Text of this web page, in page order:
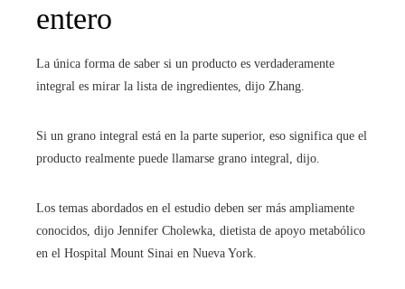
entero
La única forma de saber si un producto es verdaderamente
integral es mirar la lista de ingredientes, dijo Zhang.
Si un grano integral está en la parte superior, eso significa que el
producto realmente puede llamarse grano integral, dijo.
Los temas abordados en el estudio deben ser más ampliamente
conocidos, dijo Jennifer Cholewka, dietista de apoyo metabólico
en el Hospital Mount Sinai en Nueva York.